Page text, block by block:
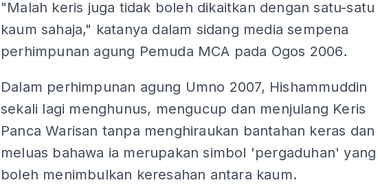
"Malah keris juga tidak boleh dikaitkan dengan satu-satu
kaum sahaja," katanya dalam sidang media sempena
perhimpunan agung Pemuda MCA pada Ogos 2006.
Dalam perhimpunan agung Umno 2007, Hishammuddin
sekali lagi menghunus, mengucup dan menjulang Keris
Panca Warisan tanpa menghiraukan bantahan keras dan
meluas bahawa ia merupakan simbol 'pergaduhan' yang
boleh menimbulkan keresahan antara kaum.